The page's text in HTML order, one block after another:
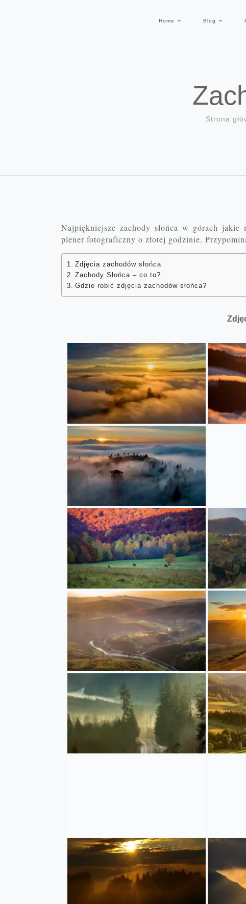
Home Blog
Strona
Najpiękniejsze zachody słońca w górach jakie
plener fotograficzny o złotej godzinie.
Zdjęcia zachodów słońca
Zachody Słońca – co to?
Gdzie robić zdjęcia zachodów słońca?